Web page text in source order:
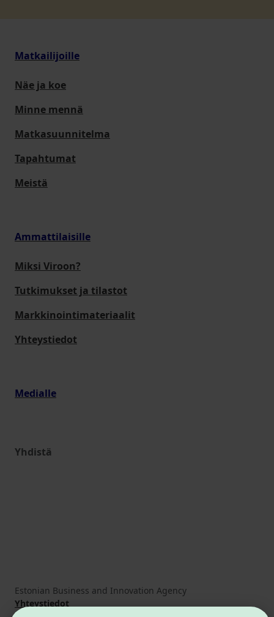
Matkailijoille
Näe ja koe
Minne mennä
Matkasuunnitelma
Tapahtumat
Meistä
Ammattilaisille
Miksi Viroon?
Tutkimukset ja tilastot
Markkinointimateriaalit
Yhteystiedot
Medialle
Yhdistä
Estonian Business and Innovation Agency
Yhteystiedot